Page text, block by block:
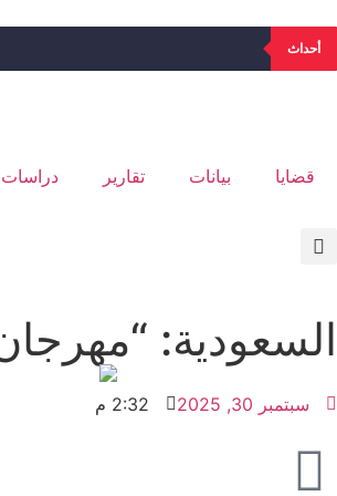
أحداث
قضايا بيانات تقارير دراسات
السعودية:
سبتمبر 30, 2025 2:32 م